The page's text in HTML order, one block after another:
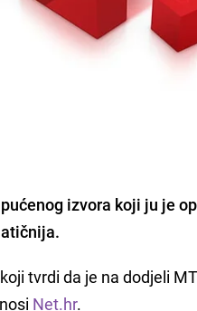
izvora koji ju je
tvrdi da je na dodjeli
Net.hr.